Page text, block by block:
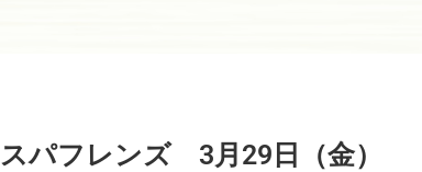
パフレンズ 3月29日（金）